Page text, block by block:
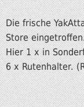
Die frische
Store
Hier 1 x in
6 x Rutenhalter.